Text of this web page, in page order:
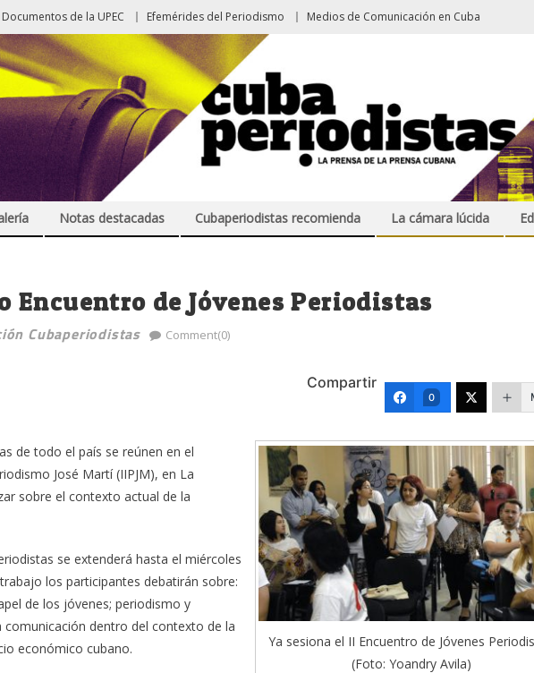
Documentos de la UPEC Efemérides del Periodismo Medios de Comunicación en Cuba
Notas destacadas Cubaperiodistas recomienda La cámara lúcida
Encuentro de Jóvenes Periodistas
Cubaperiodistas Comment(0)
Compartir
0
Ya sesiona el II Encuentro de Jóvenes
(Foto: Yoandry Avila)
de todo el país se reúnen en el
José Martí (IIPJM), en La
sobre el contexto actual de la
se extenderá hasta el miércoles
los participantes debatirán sobre:
de los jóvenes; periodismo y
comunicación dentro del contexto de la
económico cubano.